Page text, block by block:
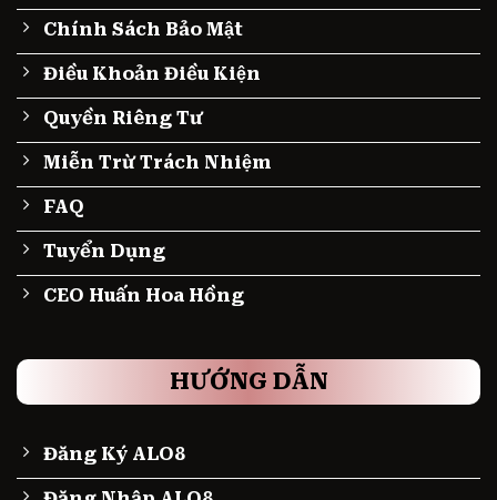
Chính Sách Bảo Mật
Điều Khoản Điều Kiện
Quyền Riêng Tư
Miễn Trừ Trách Nhiệm
FAQ
Tuyển Dụng
CEO Huấn Hoa Hồng
HƯỚNG DẪN
Đăng Ký ALO8